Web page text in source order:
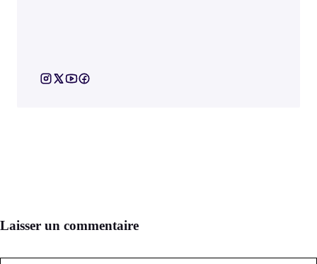
Laisser un commentaire